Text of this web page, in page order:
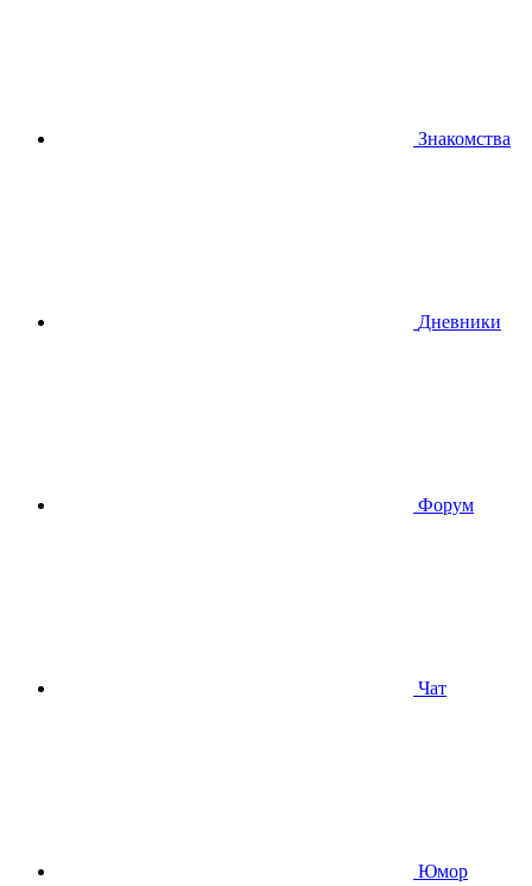
Знакомства
Дневники
Форум
Чат
Юмор